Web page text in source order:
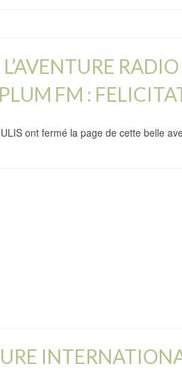
FM :
ont fermé la page de cette belle